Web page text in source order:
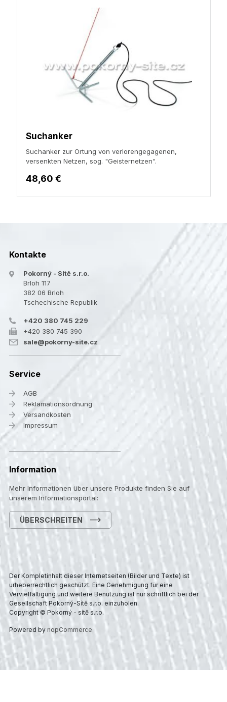
Suchanker
Suchanker zur Ortung von verlorengegagenen,
versenkten Netzen, sog. "Geisternetzen".
48,60 €
Kontakte
Pokorný - Sítě s.r.o.
Brloh 117
382 06 Brloh
Tschechische Republik
+420 380 745 229
+420 380 745 390
sale@pokorny-site.cz
Service
AGB
Reklamationsordnung
Versandkosten
Impressum
Information
Mehr Informationen über unsere Produkte finden Sie auf
unserem Informationsportal:
ÜBERSCHREITEN
Der Kompletinhalt dieser Internetseiten (Bilder und Texte) ist
urheberrechtlich geschützt. Eine Genehmigung für eine
Vervielfältigung und weitere Benutzung ist nur schriftlich bei der
Gesellschaft Pokorný-Sítě s.r.o. einzuholen.
Copyright © Pokorný - sítě s.r.o.
Powered by nopCommerce